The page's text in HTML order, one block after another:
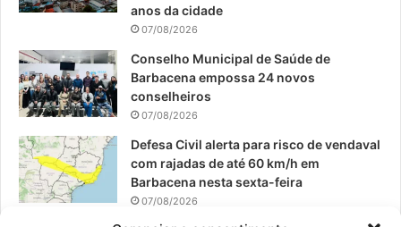
anos da cidade
07/08/2026
Conselho Municipal de Saúde de
Barbacena empossa 24 novos
conselheiros
07/08/2026
Defesa Civil alerta para risco de vendaval
com rajadas de até 60 km/h em
Barbacena nesta sexta-feira
07/08/2026